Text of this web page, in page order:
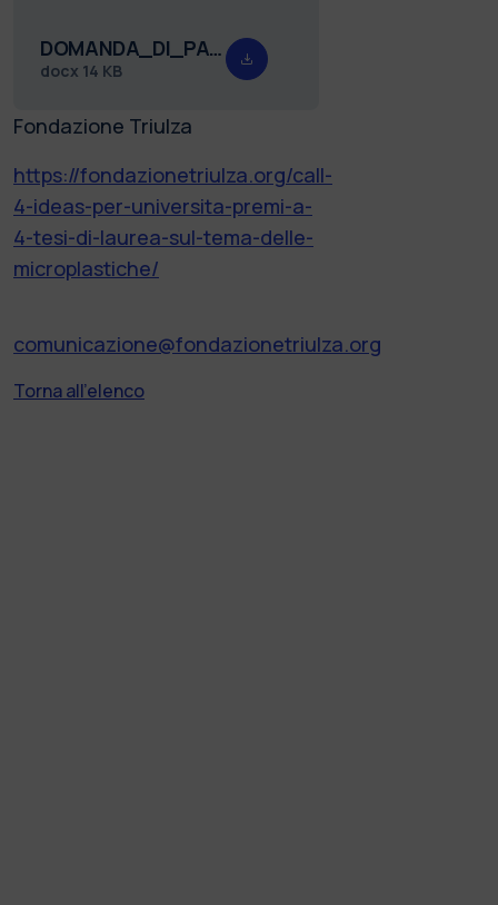
DOMANDA_DI_PARTECIPAZIONE_CALL4IDEAS__MIND_EDUCATION_2024.docx
docx 14 KB
Fondazione Triulza
https://fondazionetriulza.org/call-
4-ideas-per-universita-premi-a-
4-tesi-di-laurea-sul-tema-delle-
microplastiche/
comunicazione@fondazionetriulza.org
Torna all'elenco